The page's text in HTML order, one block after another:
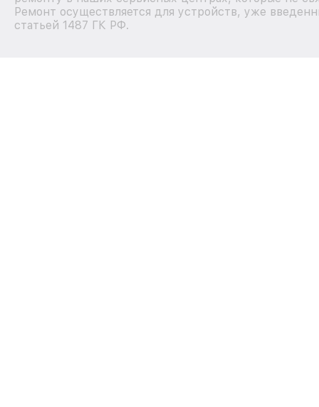
Ремонт осуществляется для устройств, уже
статьей 1487 ГК РФ.